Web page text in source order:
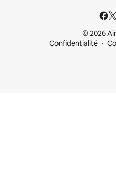
© 2026
Confidentialité